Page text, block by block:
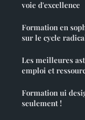
voie d'excellence
Formation en
sur le cycle
Les meilleures
emploi et
Formation ui
seulement !